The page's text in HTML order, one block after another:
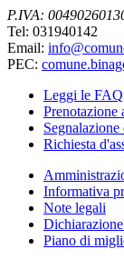
P.IVA:
Tel: 031940142
Email:
PEC:
Leggi le FAQ
Prenotazione
Richiesta
Informativa
Note legali
Piano di